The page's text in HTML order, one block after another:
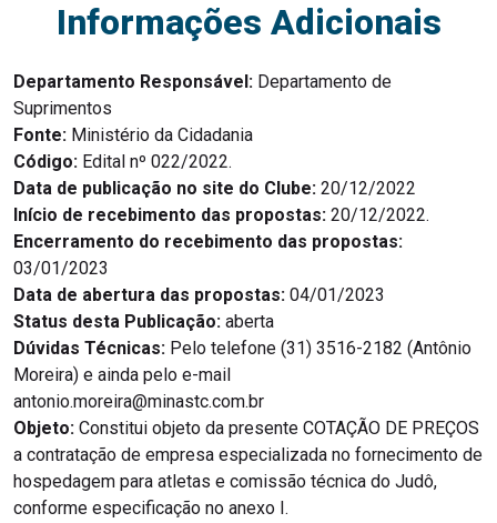
Informações Adicionais
Departamento Responsável: Departamento de
Suprimentos
Fonte: Ministério da Cidadania
Código: Edital nº 022/2022.
Data de publicação no site do Clube: 20/12/2022
Início de recebimento das propostas: 20/12/2022.
Encerramento do recebimento das propostas:
03/01/2023
Data de abertura das propostas: 04/01/2023
Status desta Publicação: aberta
Dúvidas Técnicas: Pelo telefone (31) 3516-2182 (Antônio
Moreira) e ainda pelo e-mail
antonio.moreira@minastc.com.br
Objeto: Constitui objeto da presente COTAÇÃO DE PREÇOS
a contratação de empresa especializada no fornecimento de
hospedagem para atletas e comissão técnica do Judô,
conforme especificação no anexo I.